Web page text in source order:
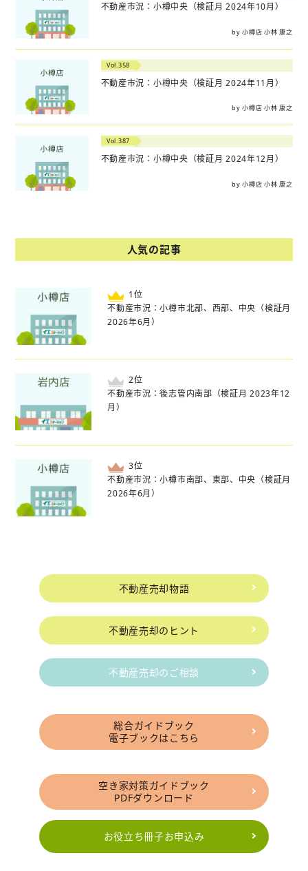
不動産市況：小樽中央（検証月 2024年10月）
by 小樽店 小林 康之
Vol.358
不動産市況：小樽中央（検証月 2024年11月）
by 小樽店 小林 康之
Vol.387
不動産市況：小樽中央（検証月 2024年12月）
by 小樽店 小林 康之
人気の記事
位
不動産市況：小樽市北部、西部、中央（検証月
2026年6月）
位
不動産市況：後志管内南部（検証月 2023年12
月）
位
不動産市況：小樽市南部、東部、中央（検証月
2026年6月）
不動産売却物語
不動産売却のヒント
不動産売却のご相談
総合ガイドブック
電子ブックはこちら
空き家対策ガイドブック
PDFダウンロード
お役立ち冊子お申込み